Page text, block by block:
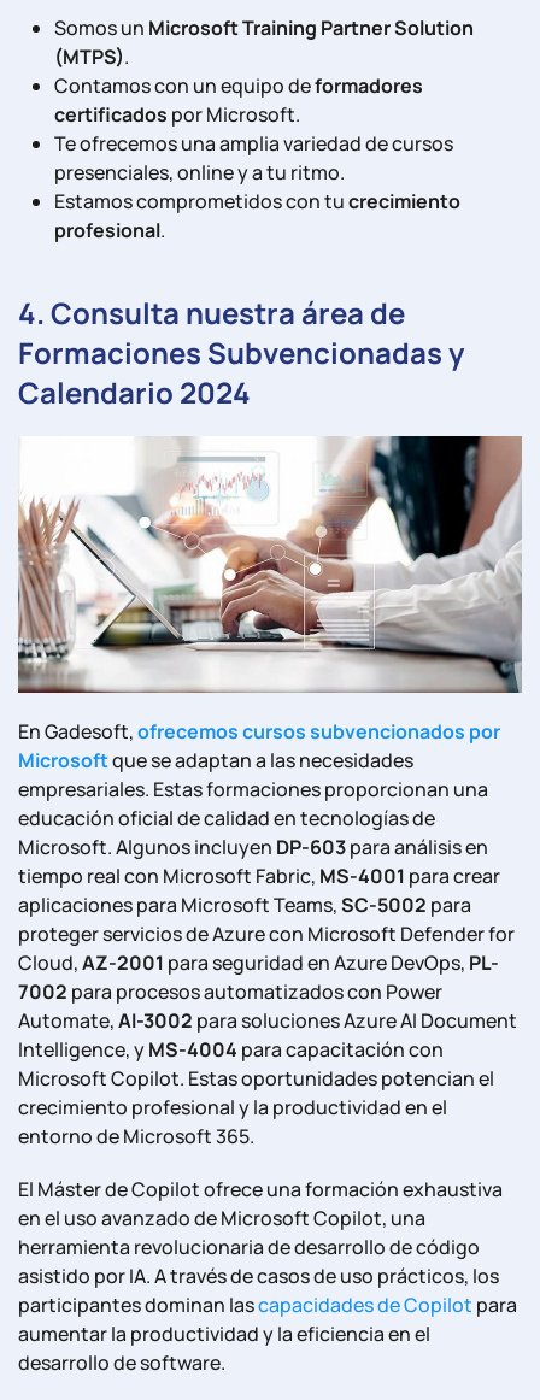
Somos un Microsoft Training Partner Solution
(MTPS).
Contamos con un equipo deformadores
certificados por Microsoft.
Te ofrecemos una amplia variedad de cursos
presenciales, online y a tu ritmo.
Estamos comprometidos con tucrecimiento
profesional.
4.Consulta nuestra área de
Formaciones Subvencionadas y
Calendario 2024
En Gadesoft,ofrecemos cursos subvencionados por
Microsoftque se adaptan a las necesidades
empresariales. Estas formaciones proporcionan una
educación oficial de calidad en tecnologías de
Microsoft. Algunos incluyen DP-603para análisis en
tiempo real con Microsoft Fabric, MS-4001 para crear
aplicaciones para Microsoft Teams,SC-5002 para
proteger servicios de Azure con Microsoft Defender for
Cloud,AZ-2001 para seguridad en Azure DevOps, PL-
7002 para procesos automatizados con Power
Automate,AI-3002 para soluciones Azure AI Document
Intelligence, yMS-4004 para capacitación con
Microsoft Copilot. Estas oportunidades potencian el
crecimiento profesional y la productividad en el
entorno de Microsoft 365.
El Máster de Copilot ofrece una formación exhaustiva
en el uso avanzado de Microsoft Copilot, una
herramienta revolucionaria de desarrollo de código
asistido por IA. A través de casos de uso prácticos, los
participantes dominan lascapacidades de Copilot para
aumentar la productividad y la eficiencia en el
desarrollo de software.